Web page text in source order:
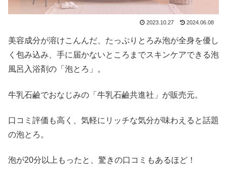
2023.10.27 2024.06.08
美容成分が溶けこんんだ、たっぷりとろみ泡が全身を優し
く包み込み、手に届かないところまでスキンケアできる泡
風呂入浴剤の「泡とろ」。
牛乳石鹼でおなじみの「牛乳石鹼共進社」が販売元。
口コミ評価も高く、気軽にリッチな気分が味わえると話題
の泡とろ。
泡が20分以上もったと、驚きの口コミもあるほど！